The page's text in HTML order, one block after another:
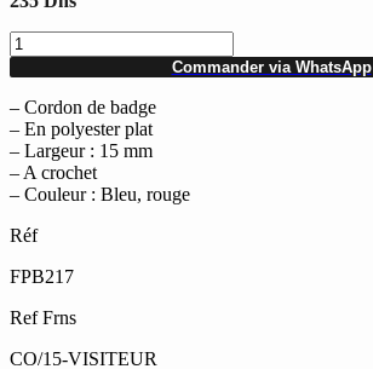
quantité
de
Lot
de
20
Cordons
en
polyester
15
à
Commander via WhatsApp
– Cordon de badge
– En polyester plat
– Largeur : 15 mm
– A crochet
– Couleur : Bleu, rouge
Réf
FPB217
Ref Frns
CO/15-VISITEUR